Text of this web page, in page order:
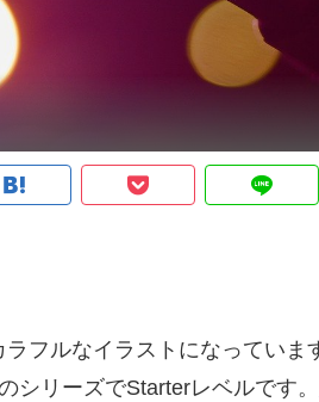
フルなイラストになっていま
シリーズでStarterレベルです。